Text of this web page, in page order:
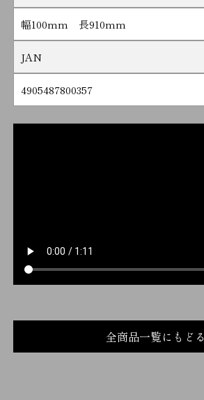
幅100mm 長910mm
JAN
4905487800357
全商品一覧にもどる